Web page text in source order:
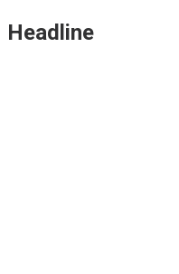
Headline